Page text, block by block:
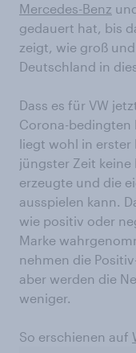
Mercedes-Benz
gedauert hat, bis
zeigt, wie groß
Deutschland in
Dass es für VW
Corona-bedingten
liegt wohl in erster
jüngster Zeit
erzeugte und die
ausspielen kann.
wie positiv oder
Marke
nehmen die
aber werden die
weniger.
So erschienen auf